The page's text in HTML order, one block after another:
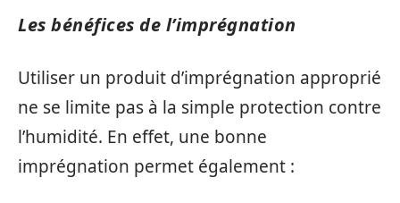
Les bénéfices de l’imprégnation
Utiliser un produit d’imprégnation approprié
ne se limite pas à la simple protection contre
l’humidité. En effet, une bonne
imprégnation permet également :